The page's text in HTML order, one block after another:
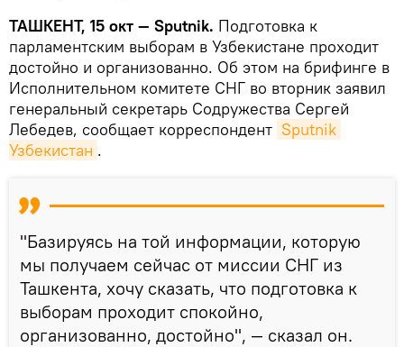
ТАШКЕНТ, 15 окт — Sputnik. Подготовка к
парламентским выборам в Узбекистане проходит
достойно и организованно. Об этом на брифинге в
Исполнительном комитете СНГ во вторник заявил
генеральный секретарь Содружества Сергей
Лебедев, сообщает корреспондент Sputnik
Узбекистан .
"Базируясь на той информации, которую
мы получаем сейчас от миссии СНГ из
Ташкента, хочу сказать, что подготовка к
выборам проходит спокойно,
организованно, достойно", — сказал он.